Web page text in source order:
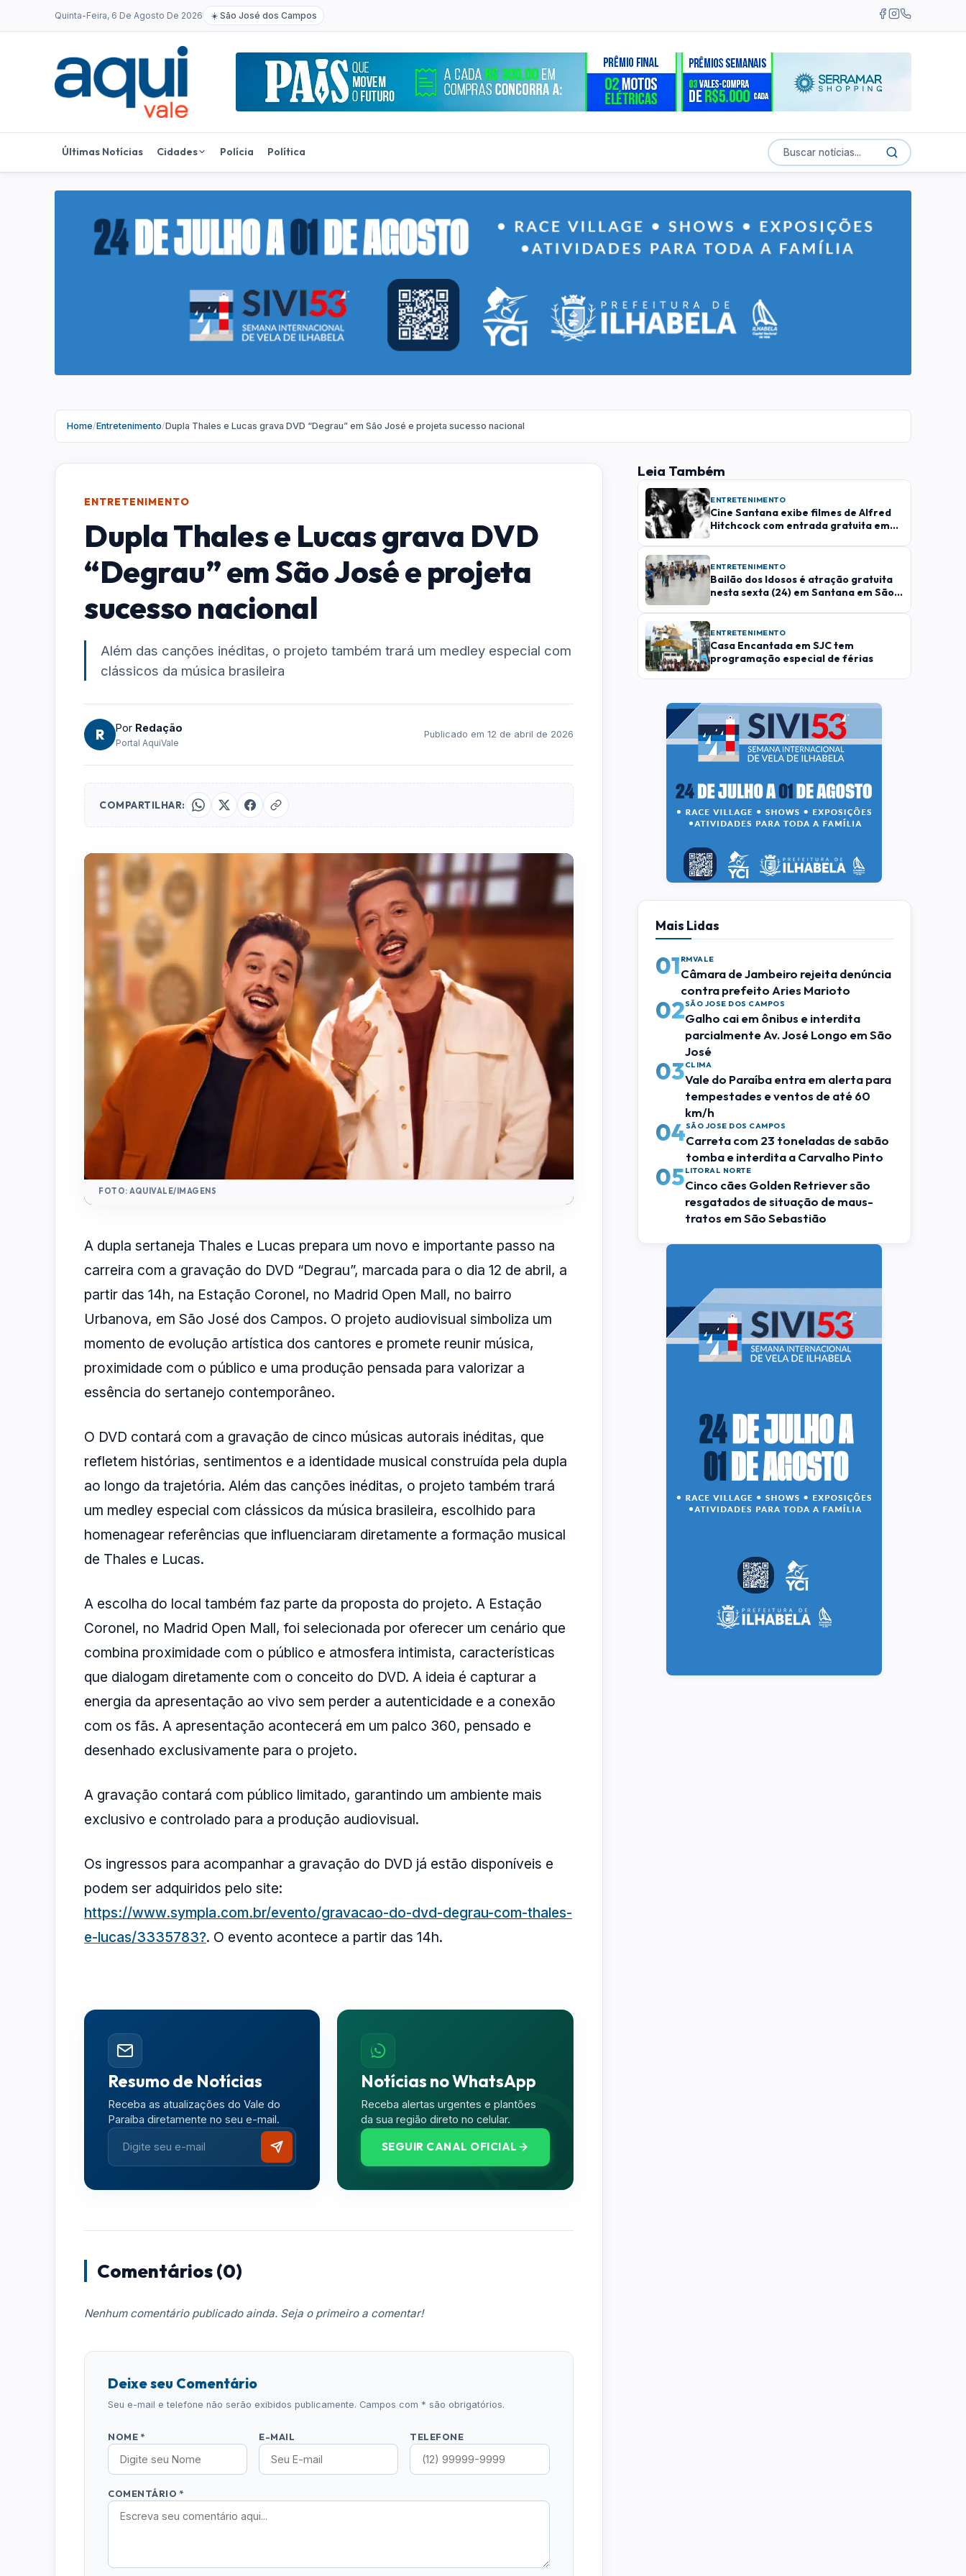
Quinta-Feira, 6 De Agosto De 2026 ☀️ São José dos Campos
Últimas Notícias Cidades Polícia Política
Home/Entretenimento/Dupla Thales e Lucas grava DVD “Degrau” em São José e projeta sucesso nacional
ENTRETENIMENTO
Dupla Thales e Lucas grava DVD
“Degrau” em São José e projeta
sucesso nacional
Além das canções inéditas, o projeto também trará um medley especial com
clássicos da música brasileira
R Por Redação
Portal AquiVale
Publicado em 12 de abril de 2026
COMPARTILHAR:
FOTO: AQUIVALE/IMAGENS
A dupla sertaneja Thales e Lucas prepara um novo e importante passo na
carreira com a gravação do DVD “Degrau”, marcada para o dia 12 de abril, a
partir das 14h, na Estação Coronel, no Madrid Open Mall, no bairro
Urbanova, em São José dos Campos. O projeto audiovisual simboliza um
momento de evolução artística dos cantores e promete reunir música,
proximidade com o público e uma produção pensada para valorizar a
essência do sertanejo contemporâneo.
O DVD contará com a gravação de cinco músicas autorais inéditas, que
refletem histórias, sentimentos e a identidade musical construída pela dupla
ao longo da trajetória. Além das canções inéditas, o projeto também trará
um medley especial com clássicos da música brasileira, escolhido para
homenagear referências que influenciaram diretamente a formação musical
de Thales e Lucas.
A escolha do local também faz parte da proposta do projeto. A Estação
Coronel, no Madrid Open Mall, foi selecionada por oferecer um cenário que
combina proximidade com o público e atmosfera intimista, características
que dialogam diretamente com o conceito do DVD. A ideia é capturar a
energia da apresentação ao vivo sem perder a autenticidade e a conexão
com os fãs. A apresentação acontecerá em um palco 360, pensado e
desenhado exclusivamente para o projeto.
A gravação contará com público limitado, garantindo um ambiente mais
exclusivo e controlado para a produção audiovisual.
Os ingressos para acompanhar a gravação do DVD já estão disponíveis e
podem ser adquiridos pelo site:
https://www.sympla.com.br/evento/gravacao-do-dvd-degrau-com-thales-
e-lucas/3335783?. O evento acontece a partir das 14h.
Resumo de Notícias
Receba as atualizações do Vale do
Paraíba diretamente no seu e-mail.
Notícias no WhatsApp
Receba alertas urgentes e plantões
da sua região direto no celular.
SEGUIR CANAL OFICIAL
Comentários (0)
Nenhum comentário publicado ainda. Seja o primeiro a comentar!
Deixe seu Comentário
Seu e-mail e telefone não serão exibidos publicamente. Campos com * são obrigatórios.
NOME * E-MAIL TELEFONE
COMENTÁRIO *
Leia Também
ENTRETENIMENTO
Cine Santana exibe filmes de Alfred
Hitchcock com entrada gratuita em
ENTRETENIMENTO
Bailão dos Idosos é atração gratuita
nesta sexta (24) em Santana em São
ENTRETENIMENTO
Casa Encantada em SJC tem
programação especial de férias
Mais Lidas
01 RMVALE
Câmara de Jambeiro rejeita denúncia
contra prefeito Aries Marioto
02SÃO JOSE DOS CAMPOS
Galho cai em ônibus e interdita
parcialmente Av. José Longo em São
José
03CLIMA
Vale do Paraíba entra em alerta para
tempestades e ventos de até 60
km/h
04SÃO JOSE DOS CAMPOS
Carreta com 23 toneladas de sabão
tomba e interdita a Carvalho Pinto
05LITORAL NORTE
Cinco cães Golden Retriever são
resgatados de situação de maus-
tratos em São Sebastião